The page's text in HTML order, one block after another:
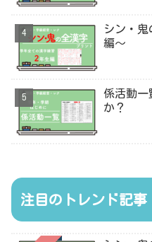
シン・
編〜
係活動一
か？
注目のトレンド記事